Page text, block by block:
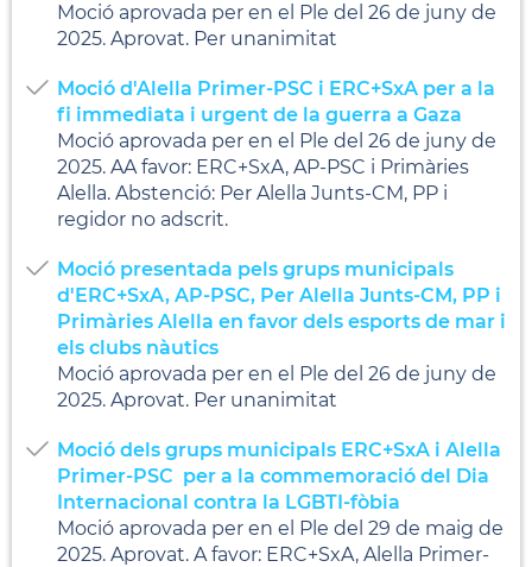
Moció aprovada per en el Ple del 26 de juny de
2025. Aprovat. Per unanimitat
Moció d'Alella Primer-PSC i ERC+SxA per a la
fi immediata i urgent de la guerra a Gaza
Moció aprovada per en el Ple del 26 de juny de
2025. AA favor: ERC+SxA, AP-PSC i Primàries
Alella. Abstenció: Per Alella Junts-CM, PP i
regidor no adscrit.
Moció presentada pels grups municipals
d'ERC+SxA, AP-PSC, Per Alella Junts-CM, PP i
Primàries Alella en favor dels esports de mar i
els clubs nàutics
Moció aprovada per en el Ple del 26 de juny de
2025. Aprovat. Per unanimitat
Moció dels grups municipals ERC+SxA i Alella
Primer-PSC per a la commemoració del Dia
Internacional contra la LGBTI-fòbia
Moció aprovada per en el Ple del 29 de maig de
2025. Aprovat. A favor: ERC+SxA, Alella Primer-